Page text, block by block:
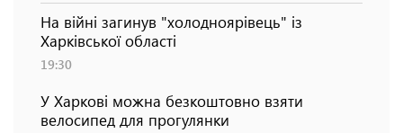
На війні загинув "холодноярівець" із
Харківської області
19:30
У Харкові можна безкоштовно взяти
велосипед для прогулянки